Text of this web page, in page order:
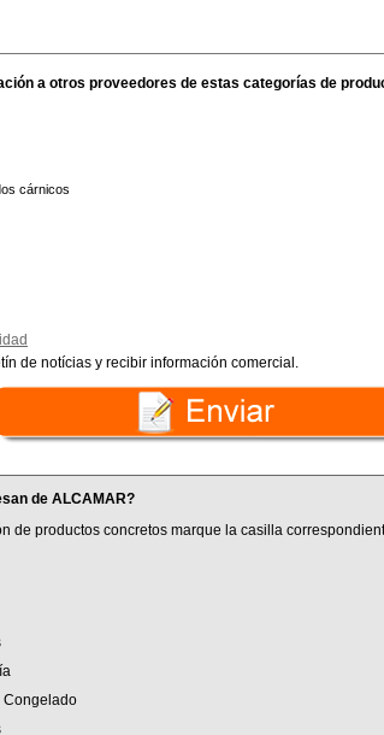
a otros proveedores de estas categorías de
cárnicos
de notícias y recibir información comercial.
de ALCAMAR?
de productos concretos marque la casilla
Congelado